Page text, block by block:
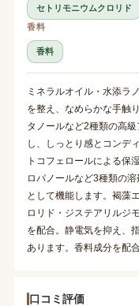
セトリモニウムクロリド
香料
香料
ミネラルオイル・水添ラ
を整え、なめらかな手触
タノールなど2種類の高
し、しっとり感とコンデ
トコフェロールによる保
ロパノールなど3種類の
として機能します。褐藻
ロリド・ジステアリルジ
を配合。静電気を抑え、
あります。香料成分を配
口コミ評価